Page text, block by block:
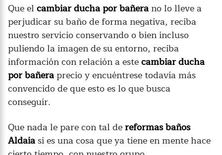
Que el cambiar ducha por bañera no lo lleve a
perjudicar su baño de forma negativa, reciba
nuestro servicio conservando o bien incluso
puliendo la imagen de su entorno, reciba
información con relación a estecambiar ducha
por bañera precio y encuéntrese todavía más
convencido de que esto es lo que busca
conseguir.
Que nada le pare con tal dereformas baños
Aldaiasi es una cosa que ya tiene en mente hace